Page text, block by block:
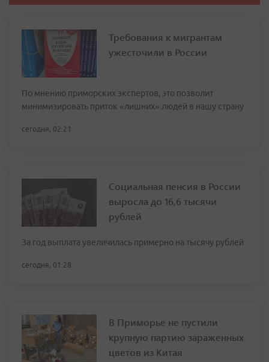
Требования к мигрантам
ужесточили в России
По мнению приморских экспертов, это позволит
минимизировать приток «лишних» людей в нашу страну
сегодня, 02:21
Социальная пенсия в России
выросла до 16,6 тысячи
рублей
За год выплата увеличилась примерно на тысячу рублей
сегодня, 01:28
В Приморье не пустили
крупную партию зараженных
цветов из Китая